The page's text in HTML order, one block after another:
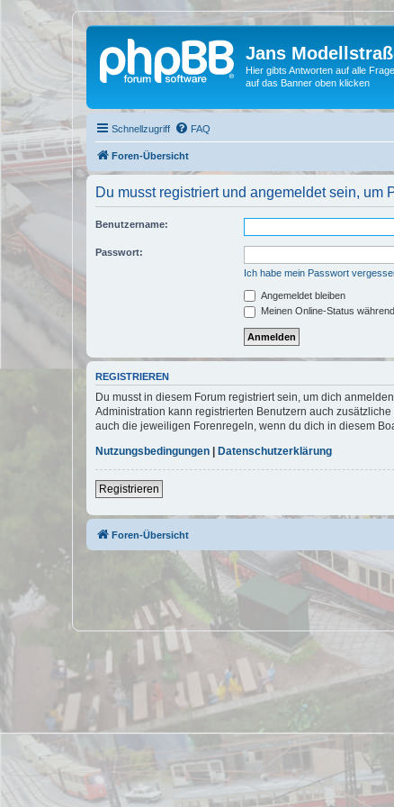
Jans
Hier gibts Antworten auf alle
auf das Banner oben klicken
Schnellzugriff FAQ
Foren-Übersicht
Du musst registriert und angemeldet sein, um
Benutzername:
Passwort:
Ich habe mein Passwort
Angemeldet bleiben
Meinen Online-Status
REGISTRIEREN
Du musst in diesem Forum registriert sein, um dich
Administration kann registrierten Benutzern auch
auch die jeweiligen Forenregeln, wenn du dich in diesem
Nutzungsbedingungen
Datenschutzerklärung
Registrieren
Foren-Übersicht